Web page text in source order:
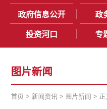
政府信息公开 政
投资河口 专
图片新闻
首页 >新闻资讯 > 图片新闻 > 正